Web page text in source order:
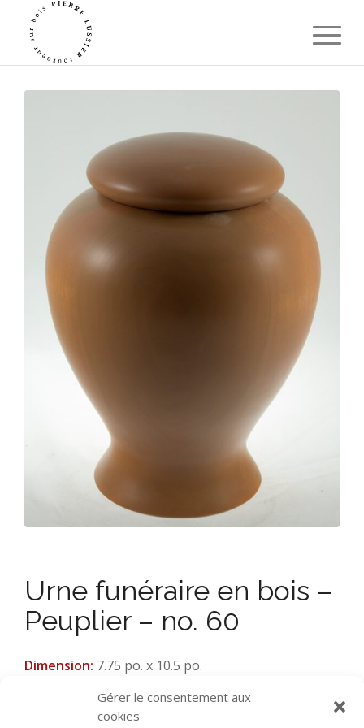
Gérer le consentement aux
cookies
Urne funéraire en bois –
Peuplier – no. 60
Dimension: 7.75 po. x 10.5 po.
Peuplier peint